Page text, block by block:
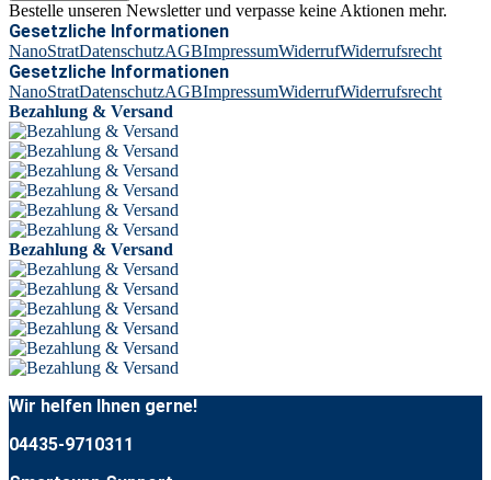
Bestelle unseren Newsletter und verpasse keine Aktionen mehr.
Gesetzliche Informationen
NanoStratDatenschutzAGBImpressumWiderrufWiderrufsrecht
Gesetzliche Informationen
NanoStratDatenschutzAGBImpressumWiderrufWiderrufsrecht
Bezahlung & Versand
Bezahlung & Versand
Wir helfen Ihnen gerne!
04435-9710311